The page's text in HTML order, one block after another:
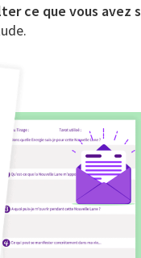
ce que vous avez